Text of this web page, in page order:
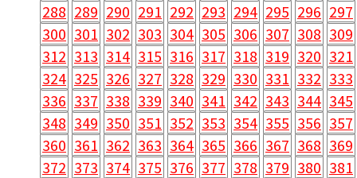
288 289 290 291 292 293 294 295 296 297
300 301 302 303 304 305 306 307 308 309
312 313 314 315 316 317 318 319 320 321
324 325 326 327 328 329 330 331 332 333
336 337 338 339 340 341 342 343 344 345
348 349 350 351 352 353 354 355 356 357
360 361 362 363 364 365 366 367 368 369
372 373 374 375 376 377 378 379 380 381